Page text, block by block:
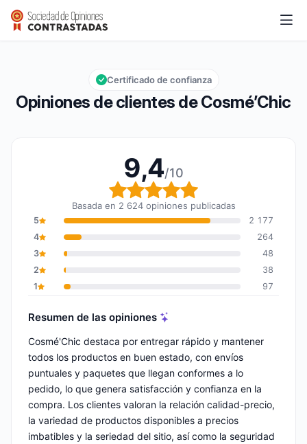
Cosmé’Chic
Calificación global: 9,4 de 10
9,4/10
Opiniones de clientes de Cosmé’Chic
Certificado de confianza
9,4/10
Calificación global: 9,4
Basada en 2 624 opiniones publicadas
5
2 177
4
264
3
48
2
38
1
97
Resumen de las opiniones
Cosmé'Chic destaca por entregar rápido y mantener
todos los productos en buen estado, con envíos
puntuales y paquetes que llegan conformes a lo
pedido, lo que genera satisfacción y confianza en la
compra. Los clientes valoran la relación calidad-precio,
la variedad de productos disponibles a precios
imbatibles y la seriedad del sitio, así como la seguridad